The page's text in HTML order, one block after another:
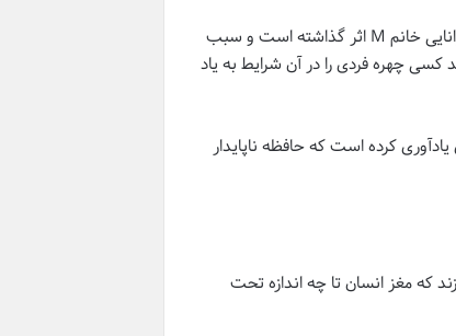
او به هیئت ژوری گفت چقدر حافظه جایزالخطاست. چقدر استرس و ترس بر روی توانایی خانم M اثر گذاشته است و سبب
چهره فردی را در آن شرایط به یاد
کرده است که حافظه ناپایدار
که مغز انسان تا چه اندازه تحت